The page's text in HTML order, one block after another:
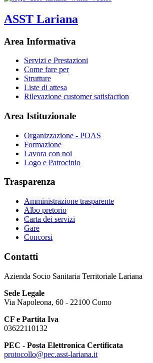
ASST Lariana
Area Informativa
Servizi e Prestazioni
Come fare per
Strutture
Liste di attesa
Rilevazione customer satisfaction
Area Istituzionale
Organizzazione - POAS
Formazione
Lavora con noi
Logo e Patrocinio
Trasparenza
Amministrazione trasparente
Albo pretorio
Carta dei servizi
Gare
Concorsi
Contatti
Azienda Socio Sanitaria Territoriale Lariana
Sede Legale
Via Napoleona, 60 - 22100 Como
CF e Partita Iva
03622110132
PEC - Posta Elettronica Certificata
protocollo@pec.asst-lariana.it